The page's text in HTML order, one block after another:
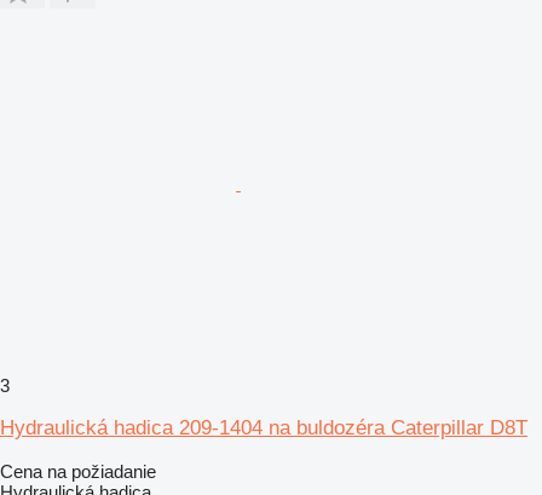
3
Hydraulická hadica 209-1404 na buldozéra Caterpillar D8T
Cena na požiadanie